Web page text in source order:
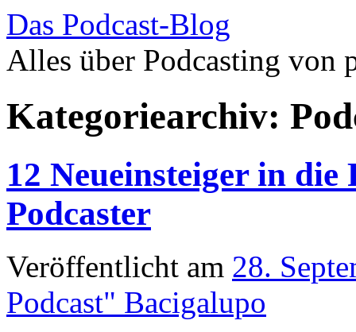
Das Podcast-Blog
Alles über Podcasting von
springen
Kategoriearchiv:
12 Neueinsteiger in
Podcaster
Veröffentlicht am 28.
Podcast" Bacigalupo